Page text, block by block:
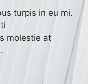
turpis in eu mi.
molestie at